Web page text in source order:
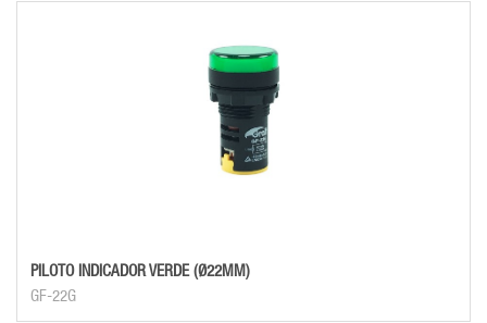
PILOTO INDICADOR VERDE (Ø22MM)
GF-22G